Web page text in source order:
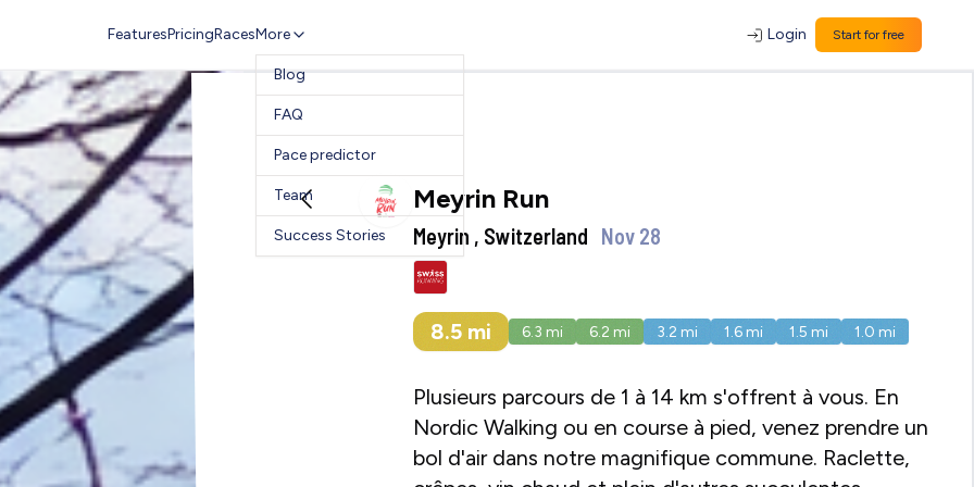
FeaturesPricingRacesMore
Blog
FAQ
Pace predictor
Team
Success Stories
Login Start for free
Meyrin Run
Meyrin , Switzerland Nov 28
8.5 mi 6.3 mi 6.2 mi 3.2 mi 1.6mi 1.5 mi 1.0 mi
Plusieurs parcours de 1 à 14 km s'offrent à vous. En
Nordic Walking ou en course à pied, venez prendre un
bol d'air dans notre magnifique commune. Raclette,